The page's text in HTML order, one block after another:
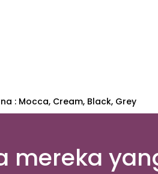
: Mocca, Cream, Black, Grey
mereka